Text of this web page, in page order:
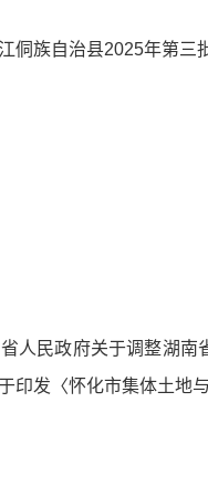
侗族自治县2025年第
人民政府关于调整湖
印发〈怀化市集体土地